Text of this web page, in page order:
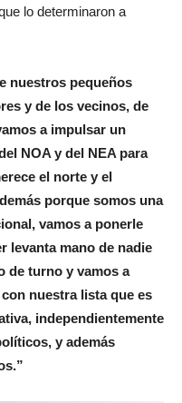
lo determinaron a
nuestros pequeños
y de los vecinos, de
a impulsar un
NOA y del NEA para
el norte y el
porque somos una
vamos a ponerle
levanta mano de nadie
de turno y vamos a
nuestra lista que es
independientemente
y además